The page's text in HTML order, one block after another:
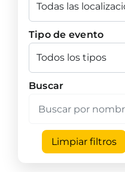
Tipo de evento
Buscar
Limpiar filtros